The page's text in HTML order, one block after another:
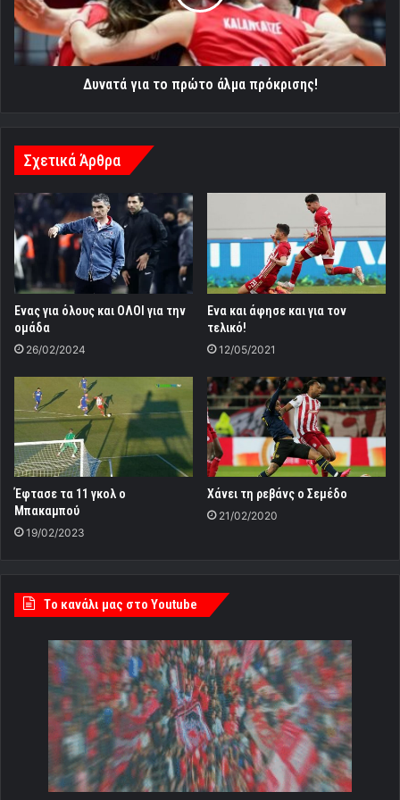
πρόκρισης!
Δυνατά για το πρώτο άλμα πρόκρισης!
Σχετικά Άρθρα
Ενας για όλους και ΟΛΟΙ για την
ομάδα
26/02/2024
Ενα και άφησε και για τον
τελικό!
12/05/2021
Έφτασε τα 11 γκολ ο
Μπακαμπού
19/02/2023
Χάνει τη ρεβάνς ο Σεμέδο
21/02/2020
Tο κανάλι μας στο Youtube